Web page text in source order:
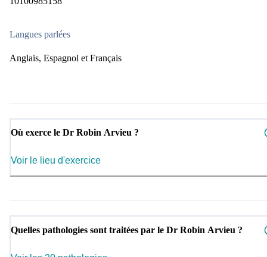
Langues parlées
Anglais, Espagnol et Français
Où exerce le Dr Robin Arvieu ?
Voir le lieu d'exercice
Quelles pathologies sont traitées par le Dr Robin Arvieu ?